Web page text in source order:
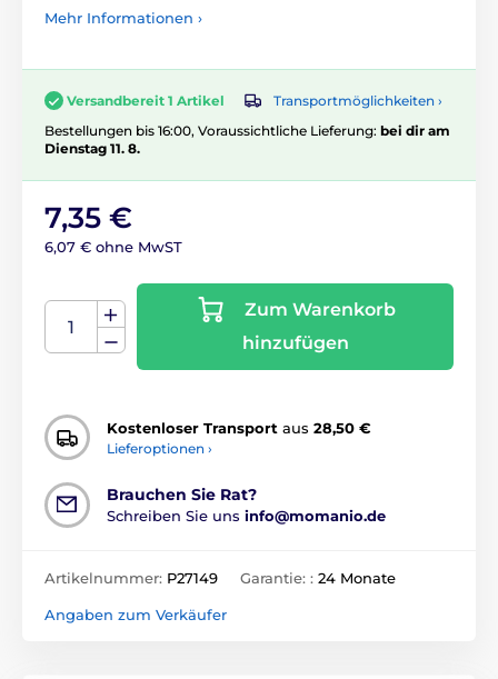
Mehr Informationen ›
Versandbereit 1 Artikel
Transportmöglichkeiten ›
Bestellungen bis 16:00, Voraussichtliche Lieferung: bei dir am
Dienstag 11. 8.
7,35 €
6,07 € ohne MwST
Zum Warenkorb
hinzufügen
Kostenloser Transport aus 28,50 €
Lieferoptionen ›
Brauchen Sie Rat?
Schreiben Sie uns info@momanio.de
Artikelnummer: P27149 Garantie: : 24 Monate
Angaben zum Verkäufer